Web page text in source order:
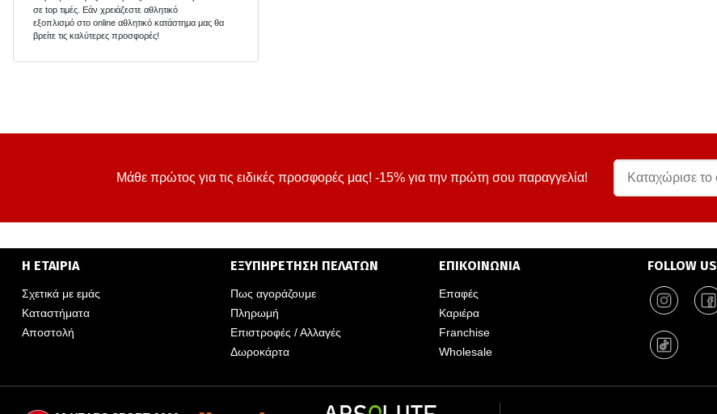
σε top τιμές. Εάν χρειάζεστε αθλητικό
εξοπλισμό στο online αθλητικό κατάστημα μας θα
βρείτε τις καλύτερες προσφορές!
Μάθε πρώτος για τις ειδικές προσφορές μας! -15% για την πρώτη σου παραγγελία!
Η ΕΤΑΙΡΙΑ
Σχετικά με εμάς
Καταστήματα
Αποστολή
ΕΞΥΠΗΡΕΤΗΣΗ ΠΕΛΑΤΩΝ
Πως αγοράζουμε
Πληρωμή
Επιστροφές / Αλλαγές
Δωροκάρτα
ΕΠΙΚΟΙΝΩΝΙΑ
Επαφές
Καριέρα
Franchise
Wholesale
FOLLOW US